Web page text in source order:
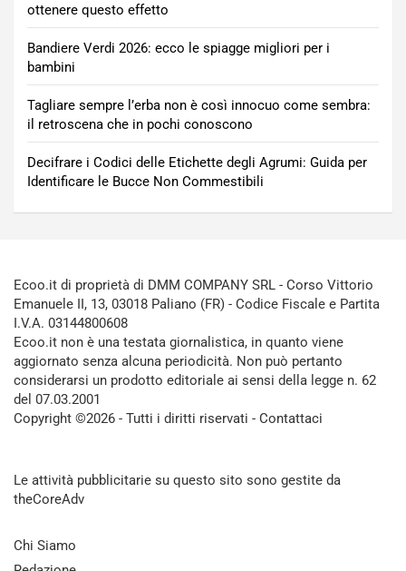
ottenere questo effetto
Bandiere Verdi 2026: ecco le spiagge migliori per i
bambini
Tagliare sempre l’erba non è così innocuo come sembra:
il retroscena che in pochi conoscono
Decifrare i Codici delle Etichette degli Agrumi: Guida per
Identificare le Bucce Non Commestibili
Ecoo.it di proprietà di DMM COMPANY SRL - Corso Vittorio
Emanuele II, 13, 03018 Paliano (FR) - Codice Fiscale e Partita
I.V.A. 03144800608
Ecoo.it non è una testata giornalistica, in quanto viene
aggiornato senza alcuna periodicità. Non può pertanto
considerarsi un prodotto editoriale ai sensi della legge n. 62
del 07.03.2001
Copyright ©2026 - Tutti i diritti riservati - Contattaci
Le attività pubblicitarie su questo sito sono gestite da
theCoreAdv
Chi Siamo